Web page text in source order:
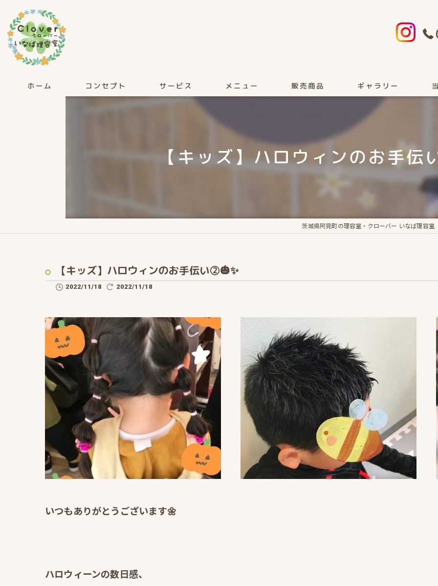
ホーム コンセプト サービス メニュー 販売商品 ギャラリー
女性
フ
ヘ
【キッズ】ハロウィンのお手伝
茨城県阿見町の理容室・クローバー いなば理容室
【キッズ】ハロウィンのお手伝い②🎃✨
2022/11/18 2022/11/18
いつもありがとうございます🌼
ハロウィーンの数日感、